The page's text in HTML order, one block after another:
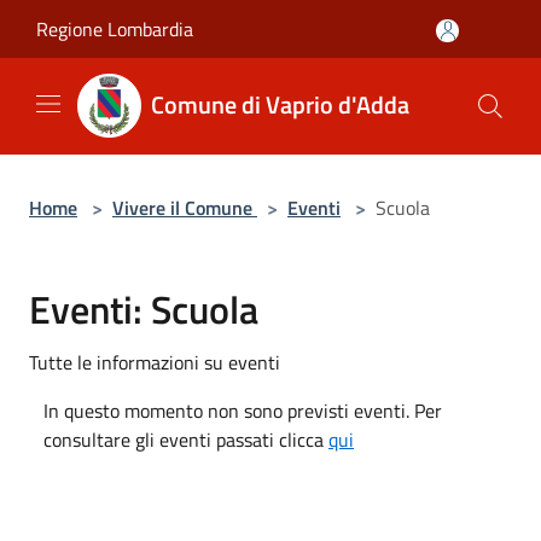
Regione Lombardia
Comune di Vaprio d'Adda
Home > Vivere il Comune > Eventi > Scuola
Eventi: Scuola
Tutte le informazioni su eventi
In questo momento non sono previsti eventi. Per
consultare gli eventi passati cliccaqui